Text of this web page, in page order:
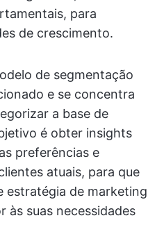
para
de crescimento.
de segmentação
e se concentra
a base de
é obter insights
preferências e
atuais, para que
estratégia de marketing
às suas necessidades